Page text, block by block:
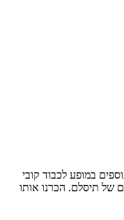
נוספים במופע לכבוד קובי
של תיסלם. הכרנו אותו